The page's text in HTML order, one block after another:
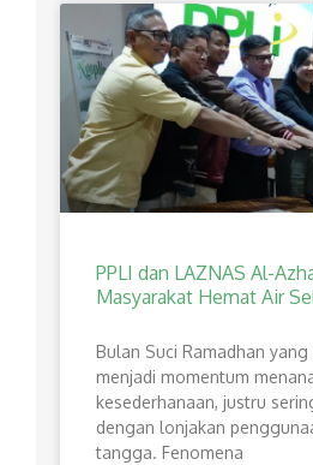
PPLI dan LAZNAS Al-
Masyarakat Hemat Air
Bulan Suci Ramadhan yang
menjadi momentum
kesederhanaan, justru
dengan lonjakan
tangga. Fenomena